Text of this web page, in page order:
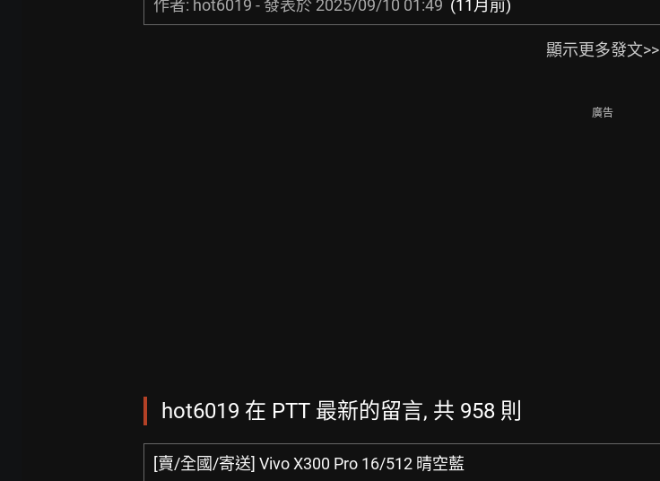
作者: hot6019 - 發表於 2025/09/10 01:49 (11月前)
顯示更多發文>>
廣告
hot6019 在 PTT 最新的留言, 共 958 則
[賣/全國/寄送] Vivo X300 Pro 16/512 晴空藍